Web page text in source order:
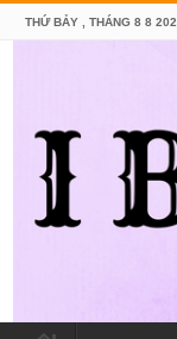
THỨ BẢY , THÁNG 8 8